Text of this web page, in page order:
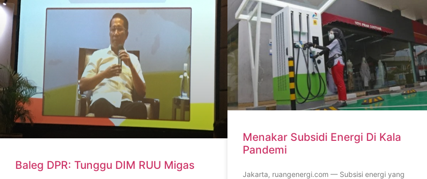
Baleg DPR: Tunggu DIM RUU Migas
Menakar Subsidi Energi Di Kala
Pandemi
Jakarta, ruangenergi.com — Subsisi energi yang